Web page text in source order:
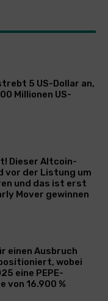
5 US-Dollar an,
Millionen US-
Dieser Altcoin-
vor der Listung um
und das ist erst
Mover gewinnen
einen Ausbruch
wobei
eine PEPE-
von 16.900 %